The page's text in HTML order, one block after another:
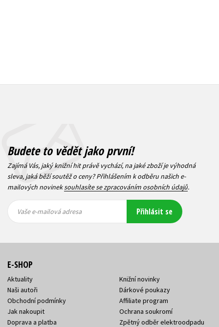
Budete to vědět jako první!
Zajímá Vás, jaký knižní hit právě vychází, na jaké zboží je výhodná
sleva, jaká běží soutěž o ceny? Přihlášením k odběru našich e-
mailových novineksouhlasíte se zpracováním osobních údajů.
mailová
mailová
Vaše e-mailová adresa Přihlásit se
E-SHOP
Aktuality
Naši autoři
Obchodní podmínky
Jak nakoupit
Doprava a platba
Knižní novinky
Dárkové poukazy
Affiliate program
Ochrana soukromí
Zpětný odběr elektroodpadu